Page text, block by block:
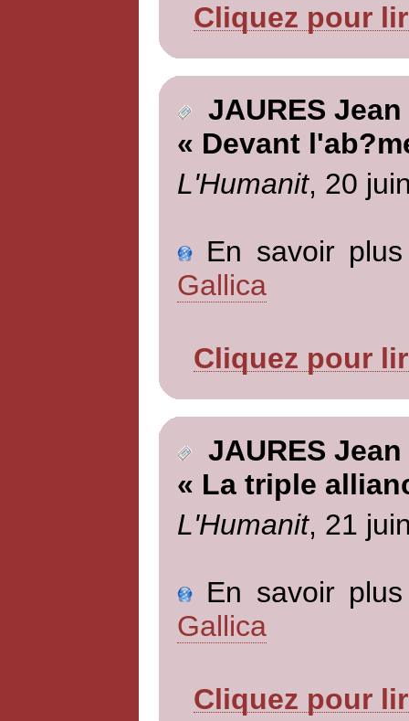
Cliquez pour
JAURES Jean
« Devant
L'Humanit, 20
En savoir
Gallica
Cliquez pour
JAURES Jean
« La triple
L'Humanit, 21
En savoir
Gallica
Cliquez pour